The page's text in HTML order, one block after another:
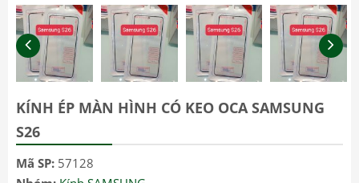
KÍNH ÉP MÀN HÌNH CÓ KEO OCA SAMSUNG
S26
Mã SP: 57128